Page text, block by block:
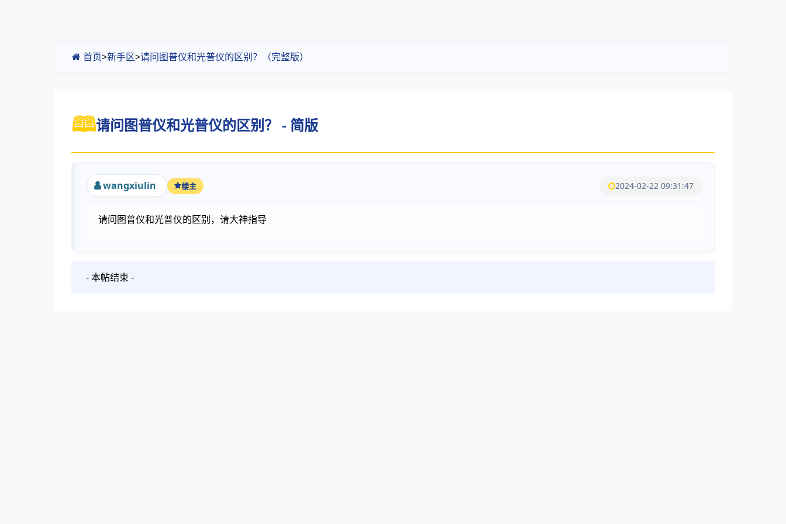
首页>新手区>请问图普仪和光普仪的区别？（完整版）
请问图普仪和光普仪的区别？ - 简版
wangxiulin 楼主 2024-02-22 09:31:47
请问图普仪和光普仪的区别，请大神指导
- 本帖结束 -